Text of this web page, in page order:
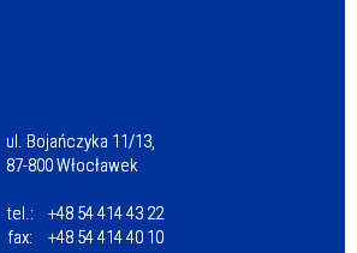
ul. Bojańczyka 11/13,
87-800 Włocławek
tel.:
+48 54 414 43 22
fax:
+48 54 414 40 10